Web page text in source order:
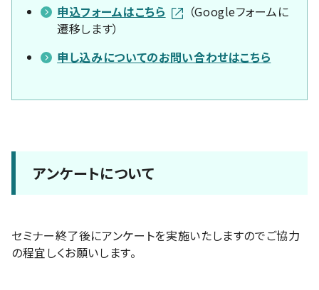
申込フォームはこちら
（Googleフォームに
遷移します）
申し込みについてのお問い合わせはこちら
アンケートについて
セミナー終了後にアンケートを実施いたしますのでご協力
の程宜しくお願いします。